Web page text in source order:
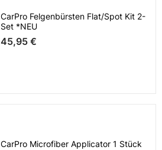
CarPro Felgenbürsten Flat/Spot Kit 2-
Set *NEU
45,95 €
CarPro Microfiber Applicator 1 Stück